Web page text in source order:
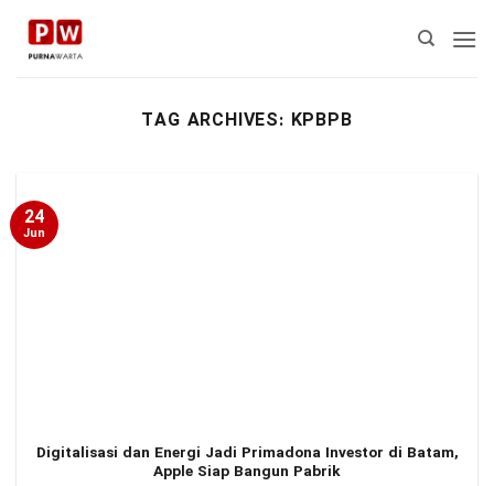
Skip
content
TAG ARCHIVES: KPBPB
Digitalisasi dan Energi Jadi Primadona Investor di Batam,
Apple Siap Bangun Pabrik
24
Jun